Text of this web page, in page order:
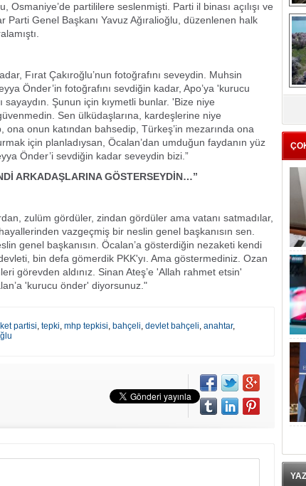
Osmaniye’de partililere seslenmişti. Parti il binası açılışı ve
Parti Genel Başkanı Yavuz Ağıralioğlu, düzenlenen halk
Fırat Çakıroğlu’nun fotoğrafını seveydin. Muhsin
Önder’in fotoğrafını sevdiğin kadar, Apo’ya 'kurucu
Şunun için kıymetli bunlar. 'Bize niye
Sen ülküdaşlarına, kardeşlerine niye
ona onun katından bahsedip, Türkeş’in mezarında ona
için planladıysan, Öcalan’dan umduğun faydanın yüz
Önder’i sevdiğin kadar seveydin bizi.”
ARKADAŞLARINA GÖSTERSEYDİN…”
zulüm gördüler, zindan gördüler ama vatanı satmadılar,
vazgeçmiş bir neslin genel başkanısın sen.
genel başkanısın. Öcalan’a gösterdiğin nezaketi kendi
bin defa gömerdik PKK'yı. Ama göstermediniz. Ozan
görevden aldınız. Sinan Ateş’e 'Allah rahmet etsin'
'kurucu önder' diyorsunuz."
partisi, tepki, mhp tepkisi, bahçeli, devlet bahçeli, anahtar,